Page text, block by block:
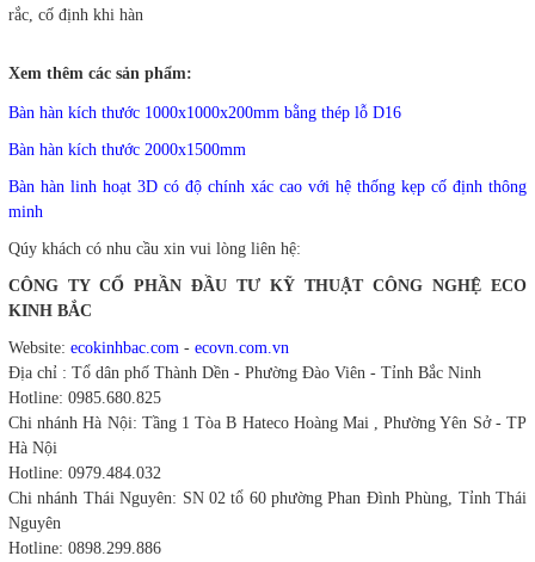
rắc, cố định khi hàn
Xem thêm các sản phẩm:
Bàn hàn kích thước 1000x1000x200mm bằng thép lỗ D16
Bàn hàn kích thước 2000x1500mm
Bàn hàn linh hoạt 3D có độ chính xác cao với hệ thống kẹp cố định thông
minh
Qúy khách có nhu cầu xin vui lòng liên hệ:
CÔNG TY CỔ PHẦN ĐẦU TƯ KỸ THUẬT CÔNG NGHỆ ECO
KINH BẮC
Website: ecokinhbac.com - ecovn.com.vn
Địa chỉ : Tổ dân phố Thành Dền - Phường Đào Viên - Tỉnh Bắc Ninh
Hotline: 0985.680.825
Chi nhánh Hà Nội: Tầng 1 Tòa B Hateco Hoàng Mai , Phường Yên Sở - TP
Hà Nội
Hotline: 0979.484.032
Chi nhánh Thái Nguyên: SN 02 tổ 60 phường Phan Đình Phùng, Tỉnh Thái
Nguyên
Hotline: 0898.299.886